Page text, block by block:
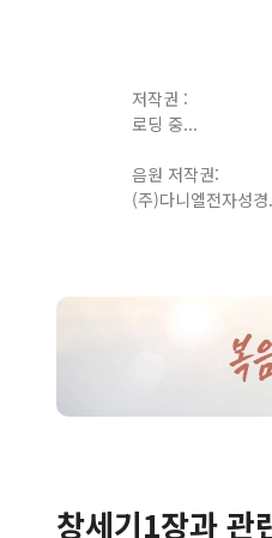
저작권 :
로딩 중...
음원 저작권:
(주)다니엘전자성
창세기1장과 관